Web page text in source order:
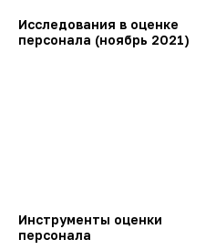
Исследования в оценке
персонала (ноябрь 2021)
Инструменты оценки
персонала